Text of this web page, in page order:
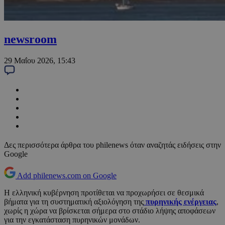
newsroom
29 Μαΐου 2026, 15:43
Δες περισσότερα άρθρα του philenews όταν αναζητάς ειδήσεις στην
Google
Add philenews.com on Google
Η ελληνική κυβέρνηση προτίθεται να προχωρήσει σε θεσμικά
βήματα για τη συστηματική αξιολόγηση της πυρηνικής ενέργειας,
χωρίς η χώρα να βρίσκεται σήμερα στο στάδιο λήψης αποφάσεων
για την εγκατάσταση πυρηνικών μονάδων.